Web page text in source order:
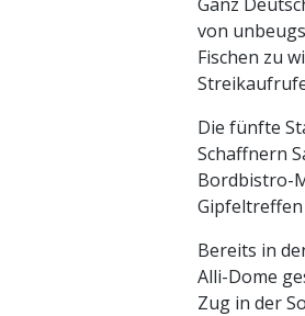
von
Fischen zu
Die fünfte
Schaffnern
Bordbistro-
Bereits in
Alli-Dome
Zug in der